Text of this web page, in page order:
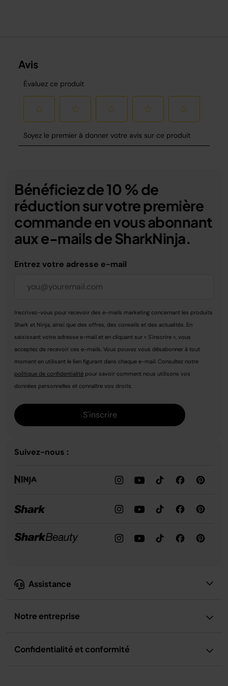
Assistance
Notre entreprise
Confidentialité et conformité
Bénéficiez de 10 % de
réduction sur votre première
commande en vous abonnant
aux e-mails de SharkNinja.
Entrez votre adresse e-mail
Inscrivez-vous pour recevoir des e-mails marketing concernant les produits
Shark et Ninja, ainsi que des offres, des conseils et des actualités. En
saisissant votre adresse e-mail et en cliquant sur « S'inscrire », vous
acceptez de recevoir ces e-mails. Vous pouvez vous désabonner à tout
moment en utilisant le lien figurant dans chaque e-mail. Consultez notre
politique de confidentialité pour savoir comment nous utilisons vos
données personnelles et connaître vos droits.
S'inscrire
Suivez-nous :